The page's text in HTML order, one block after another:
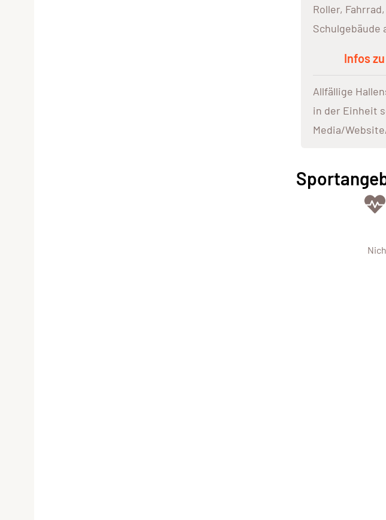
Roller,
Schulgebäude
Infos
Allfällige
in der Einheit
Media/